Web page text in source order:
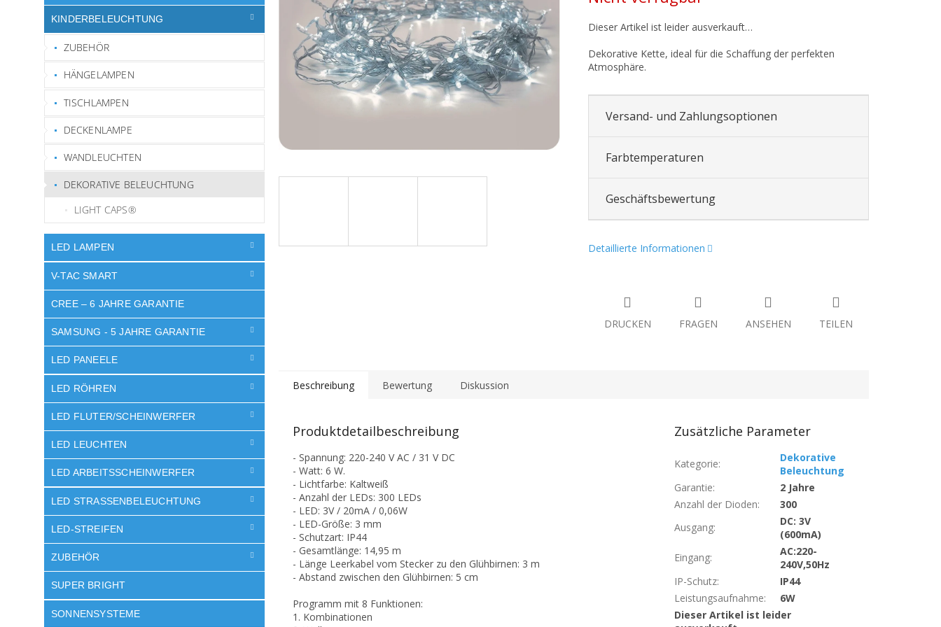
e
KINDERBELEUCHTUNG
ZUBEHÖR
HÄNGELAMPEN
TISCHLAMPEN
DECKENLAMPE
WANDLEUCHTEN
DEKORATIVE BELEUCHTUNG
LIGHT CAPS®
LED LAMPEN
V-TAC SMART
CREE – 6 JAHRE GARANTIE
SAMSUNG - 5 JAHRE GARANTIE
LED PANEELE
LED RÖHREN
LED FLUTER/SCHEINWERFER
LED LEUCHTEN
LED ARBEITSSCHEINWERFER
LED STRASSENBELEUCHTUNG
LED-STREIFEN
ZUBEHÖR
SUPER BRIGHT
SONNENSYSTEME
Dieser Artikel ist leider ausverkauft…
Dekorative Kette, ideal für die Schaffung der perfekten
Atmosphäre.
Versand- und Zahlungsoptionen
Farbtemperaturen
Geschäftsbewertung
Detaillierte Informationen
DRUCKEN FRAGEN ANSEHEN TEILEN
Beschreibung Bewertung Diskussion
Produktdetailbeschreibung
- Spannung: 220-240 V AC / 31 V DC
- Watt: 6 W.
- Lichtfarbe: Kaltweiß
- Anzahl der LEDs: 300 LEDs
- LED: 3V / 20mA / 0,06W
- LED-Größe: 3 mm
- Schutzart: IP44
- Gesamtlänge: 14,95 m
- Länge Leerkabel vom Stecker zu den Glühbirnen: 3 m
- Abstand zwischen den Glühbirnen: 5 cm
Programm mit 8 Funktionen:
1. Kombinationen
Zusätzliche Parameter
Kategorie:
Dekorative
Beleuchtung
Garantie:
2 Jahre
Anzahl der Dioden:
300
Ausgang:
DC: 3V
(600mA)
Eingang:
AC:220-
240V,50Hz
IP-Schutz:
IP44
Leistungsaufnahme:
6W
Dieser Artikel ist leider